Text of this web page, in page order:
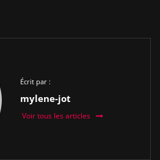
Écrit par :
mylene-jot
Voir tous les articles